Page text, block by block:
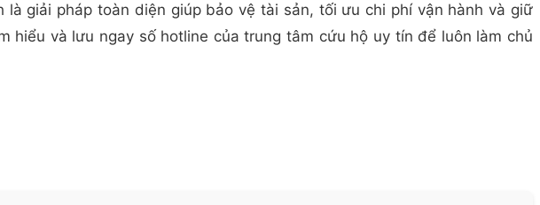
giải pháp toàn diện giúp bảo vệ tài sản, tối ưu chi phí vận hành và giữ
và lưu ngay số hotline của trung tâm cứu hộ uy tín để luôn làm chủ